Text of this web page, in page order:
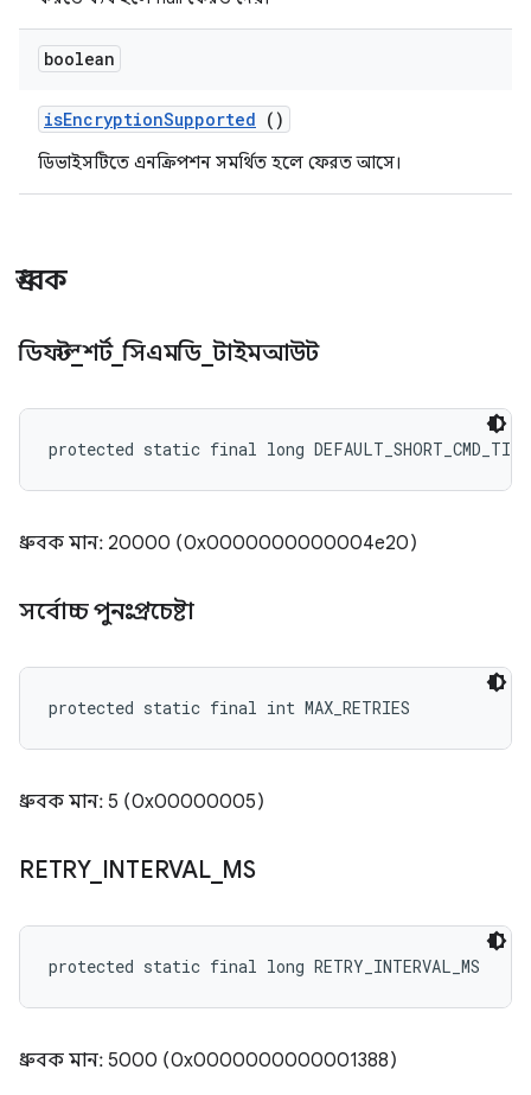
boolean
isEncryptionSupported ()
ডিভাইসটিতে এনক্রিপশন সমর্থিত হলে ফেরত আসে।
ধ্রুবক
ডিফল্ট_শর্ট_সিএমডি _টাইমআউট
protected static final long
ধ্রুবক মান: 20000 (0x0000000000004e20)
সর্বোচ্চ পুনঃপ্রচেষ্টা
protected static final int MAX_RETRIES
ধ্রুবক মান: 5 (0x00000005)
RETRY_ INTERVAL_ MS
protected static final long RETRY_INTERVAL_MS
ধ্রুবক মান: 5000 (0x0000000000001388)